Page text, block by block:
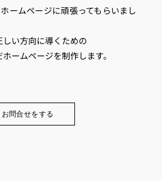
ームページに頑張ってもらいまし
い方向に導くための
ームページを制作します。
お問合せをする